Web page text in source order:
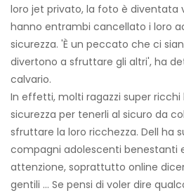
loro jet privato, la foto è diventata
hanno entrambi cancellato i loro
sicurezza. 'È un peccato che ci
divertono a sfruttare gli altri', ha
calvario.
In effetti, molti ragazzi super ricchi
sicurezza per tenerli al sicuro da
sfruttare la loro ricchezza. Dell ha
compagni adolescenti benestanti
attenzione, soprattutto online
gentili ... Se pensi di voler dire